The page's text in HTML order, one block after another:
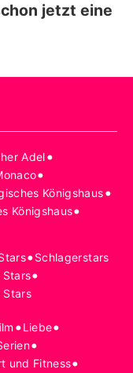
jetzt eine
Adel•
•
Königshaus•
Königshaus•
•Schlagerstars
•
Stars
•Liebe•
•
und Fitness•